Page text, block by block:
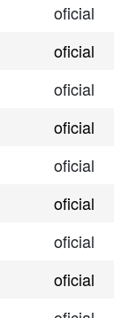
oficial
oficial
oficial
oficial
oficial
oficial
oficial
oficial